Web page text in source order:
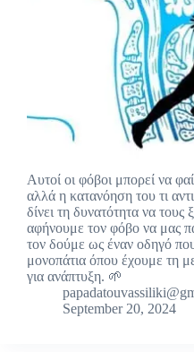
Αυτοί οι φόβοι μπορεί να
αλλά η κατανόηση του τι
δίνει τη δυνατότητα να
αφήνουμε τον φόβο να μας
τον δούμε ως έναν οδηγό
μονοπάτια όπου έχουμε τη
για ανάπτυξη. 🌱
September 20, 2024